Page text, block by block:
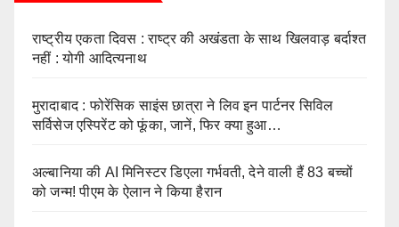
राष्ट्रीय एकता दिवस : राष्ट्र की अखंडता के साथ खिलवाड़ बर्दाश्त
नहीं : योगी आदित्यनाथ
मुरादाबाद : फोरेंसिक साइंस छात्रा ने लिव इन पार्टनर सिविल
सर्विसेज एस्पिरेंट को फूंका, जानें, फिर क्या हुआ…
अल्बानिया की AI मिनिस्‍टर डिएला गर्भवती, देने वाली हैं 83 बच्चों
को जन्‍म! पीएम के ऐलान ने किया हैरान